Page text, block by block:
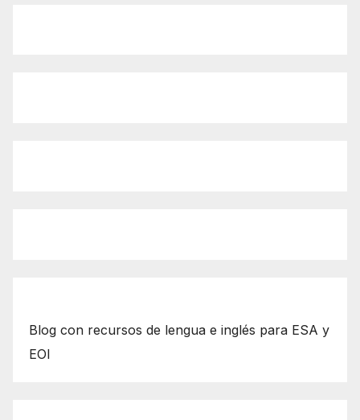
Blog con recursos de lengua e inglés para ESA y
EOI